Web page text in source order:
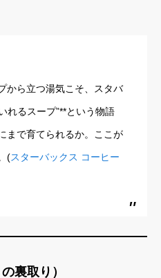
から立つ湯気こそ、スタバ
れるスープ”**という物語
まで育てられるか。ここが
(スターバックス コーヒー
裏取り）